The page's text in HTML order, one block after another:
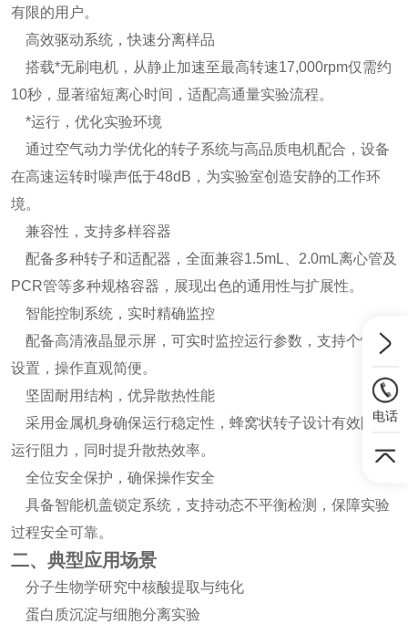
有限的用户。
高效驱动系统，快速分离样品
搭载*无刷电机，从静止加速至最高转速17,000rpm仅需约
10秒，显著缩短离心时间，适配高通量实验流程。
*运行，优化实验环境
通过空气动力学优化的转子系统与高品质电机配合，设备
在高速运转时噪声低于48dB，为实验室创造安静的工作环
境。
兼容性，支持多样容器
配备多种转子和适配器，全面兼容1.5mL、2.0mL离心管及
PCR管等多种规格容器，展现出色的通用性与扩展性。
智能控制系统，实时精确监控
配备高清液晶显示屏，可实时监控运行参数，支持个性化
设置，操作直观简便。
坚固耐用结构，优异散热性能
采用金属机身确保运行稳定性，蜂窝状转子设计有效降低
运行阻力，同时提升散热效率。
全位安全保护，确保操作安全
具备智能机盖锁定系统，支持动态不平衡检测，保障实验
过程安全可靠。
二、典型应用场景
分子生物学研究中核酸提取与纯化
蛋白质沉淀与细胞分离实验
电话